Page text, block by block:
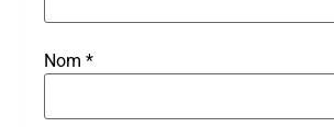
Nom *